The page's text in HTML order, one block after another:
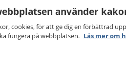
använder
cookies, för att ge dig en förbättrad
fungera på webbplatsen. Läs mer om